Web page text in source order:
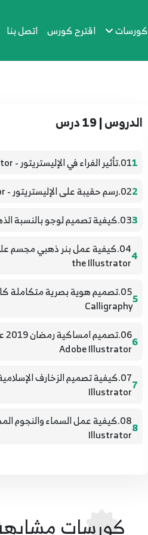
كورسات اقترح كورس اتصل بنا
الدروس | 19 درس
101.تأثير الفراء في الإليستريتور - fur Effect in illustrator
202.رسم حقيبة على الإليستريتور - Drawing a bag on the Illustrator
303.كيفية تصميم لوجو بالنسبة الذهبية - How to design a logo with golden ratio
4
the Illustrator
5
Calligraphy
6
Adobe Illustrator
7
Illustrator
8
Illustrator
كورسات